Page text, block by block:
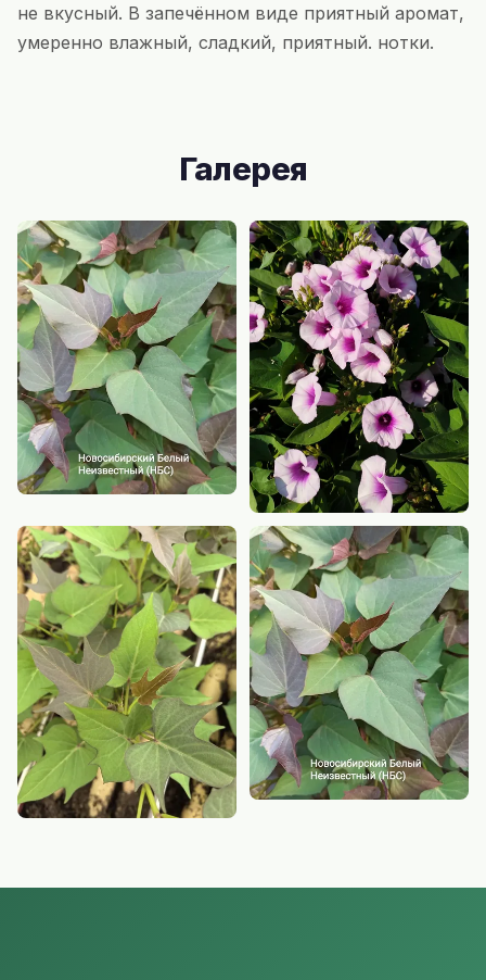
не вкусный. В запечённом виде приятный аромат,
умеренно влажный, сладкий, приятный. нотки.
Галерея